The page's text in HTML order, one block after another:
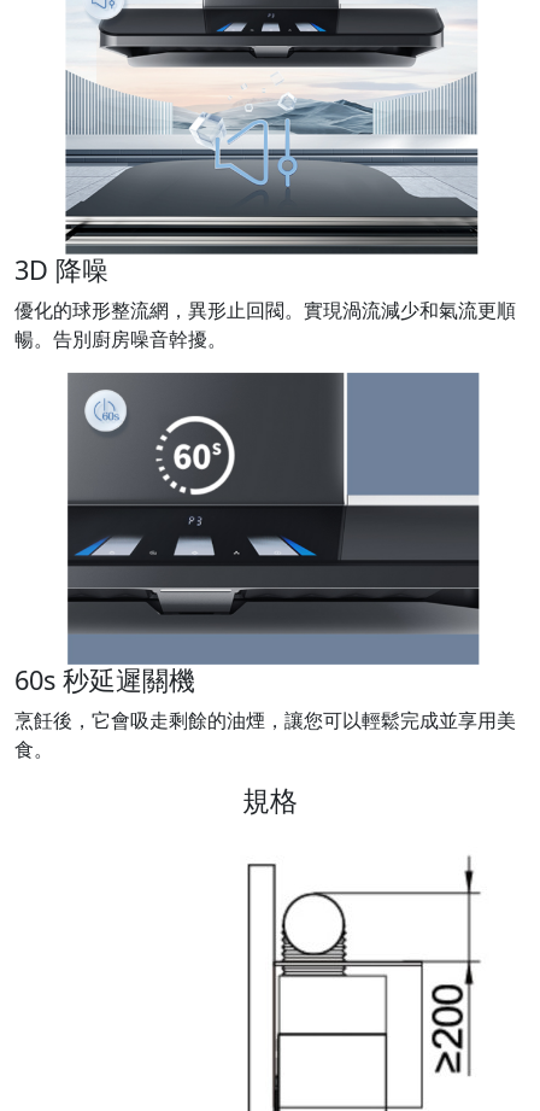
3D 降噪
優化的球形整流網，異形止回閥。實現渦流減少和氣流更順
暢。告別廚房噪音幹擾。
60s 秒延遲關機
烹飪後，它會吸走剩餘的油煙，讓您可以輕鬆完成並享用美
食。
規格